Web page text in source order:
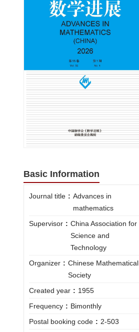
Basic Information
Journal title : Advances in
mathematics
Supervisor : China Association for
Science and
Technology
Organizer : Chinese Mathematical
Society
Created year : 1955
Frequency : Bimonthly
Postal booking code : 2-503